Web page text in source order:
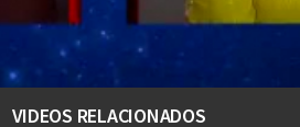
VIDEOS RELACIONADOS